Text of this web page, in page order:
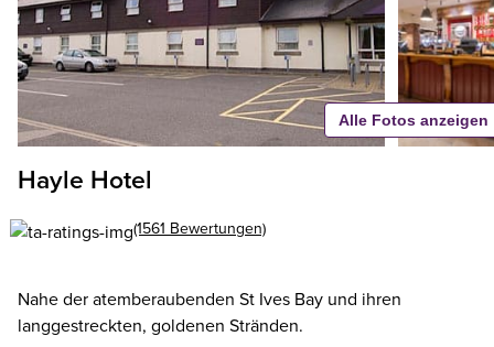
Hayle Hotel
(1561 Bewertungen)
Nahe der atemberaubenden St Ives Bay und ihren
langgestreckten, goldenen Stränden.
Alle Fotos anzeigen